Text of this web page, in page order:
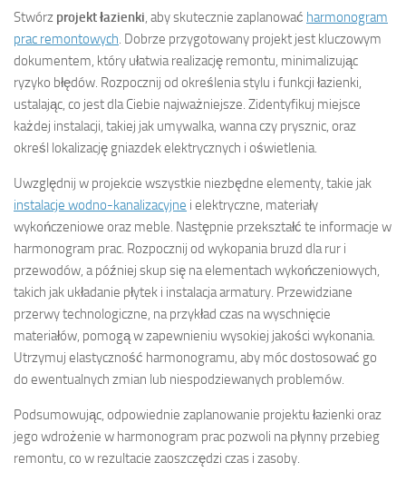
Stwórz projekt łazienki , aby skutecznie zaplanować harmonogram
prac remontowych . Dobrze przygotowany projekt jest kluczowym
dokumentem, który ułatwia realizację remontu, minimalizując
ryzyko błędów. Rozpocznij od określenia stylu i funkcji łazienki,
ustalając, co jest dla Ciebie najważniejsze. Zidentyfikuj miejsce
każdej instalacji, takiej jak umywalka, wanna czy prysznic, oraz
określ lokalizację gniazdek elektrycznych i oświetlenia.
Uwzględnij w projekcie wszystkie niezbędne elementy, takie jak
instalacje wodno-kanalizacyjne i elektryczne, materiały
wykończeniowe oraz meble. Następnie przekształć te informacje w
harmonogram prac. Rozpocznij od wykopania bruzd dla rur i
przewodów, a później skup się na elementach wykończeniowych,
takich jak układanie płytek i instalacja armatury. Przewidziane
przerwy technologiczne, na przykład czas na wyschnięcie
materiałów, pomogą w zapewnieniu wysokiej jakości wykonania.
Utrzymuj elastyczność harmonogramu, aby móc dostosować go
do ewentualnych zmian lub niespodziewanych problemów.
Podsumowując, odpowiednie zaplanowanie projektu łazienki oraz
jego wdrożenie w harmonogram prac pozwoli na płynny przebieg
remontu, co w rezultacie zaoszczędzi czas i zasoby.